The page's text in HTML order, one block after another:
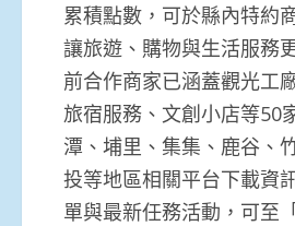
累積點數，可於縣內特約
讓旅遊、購物與生活服務
前合作商家已涵蓋觀光工
旅宿服務、文創小店等50
潭、埔里、集集、鹿谷、
投等地區相關平台下載資
單與最新任務活動，可至